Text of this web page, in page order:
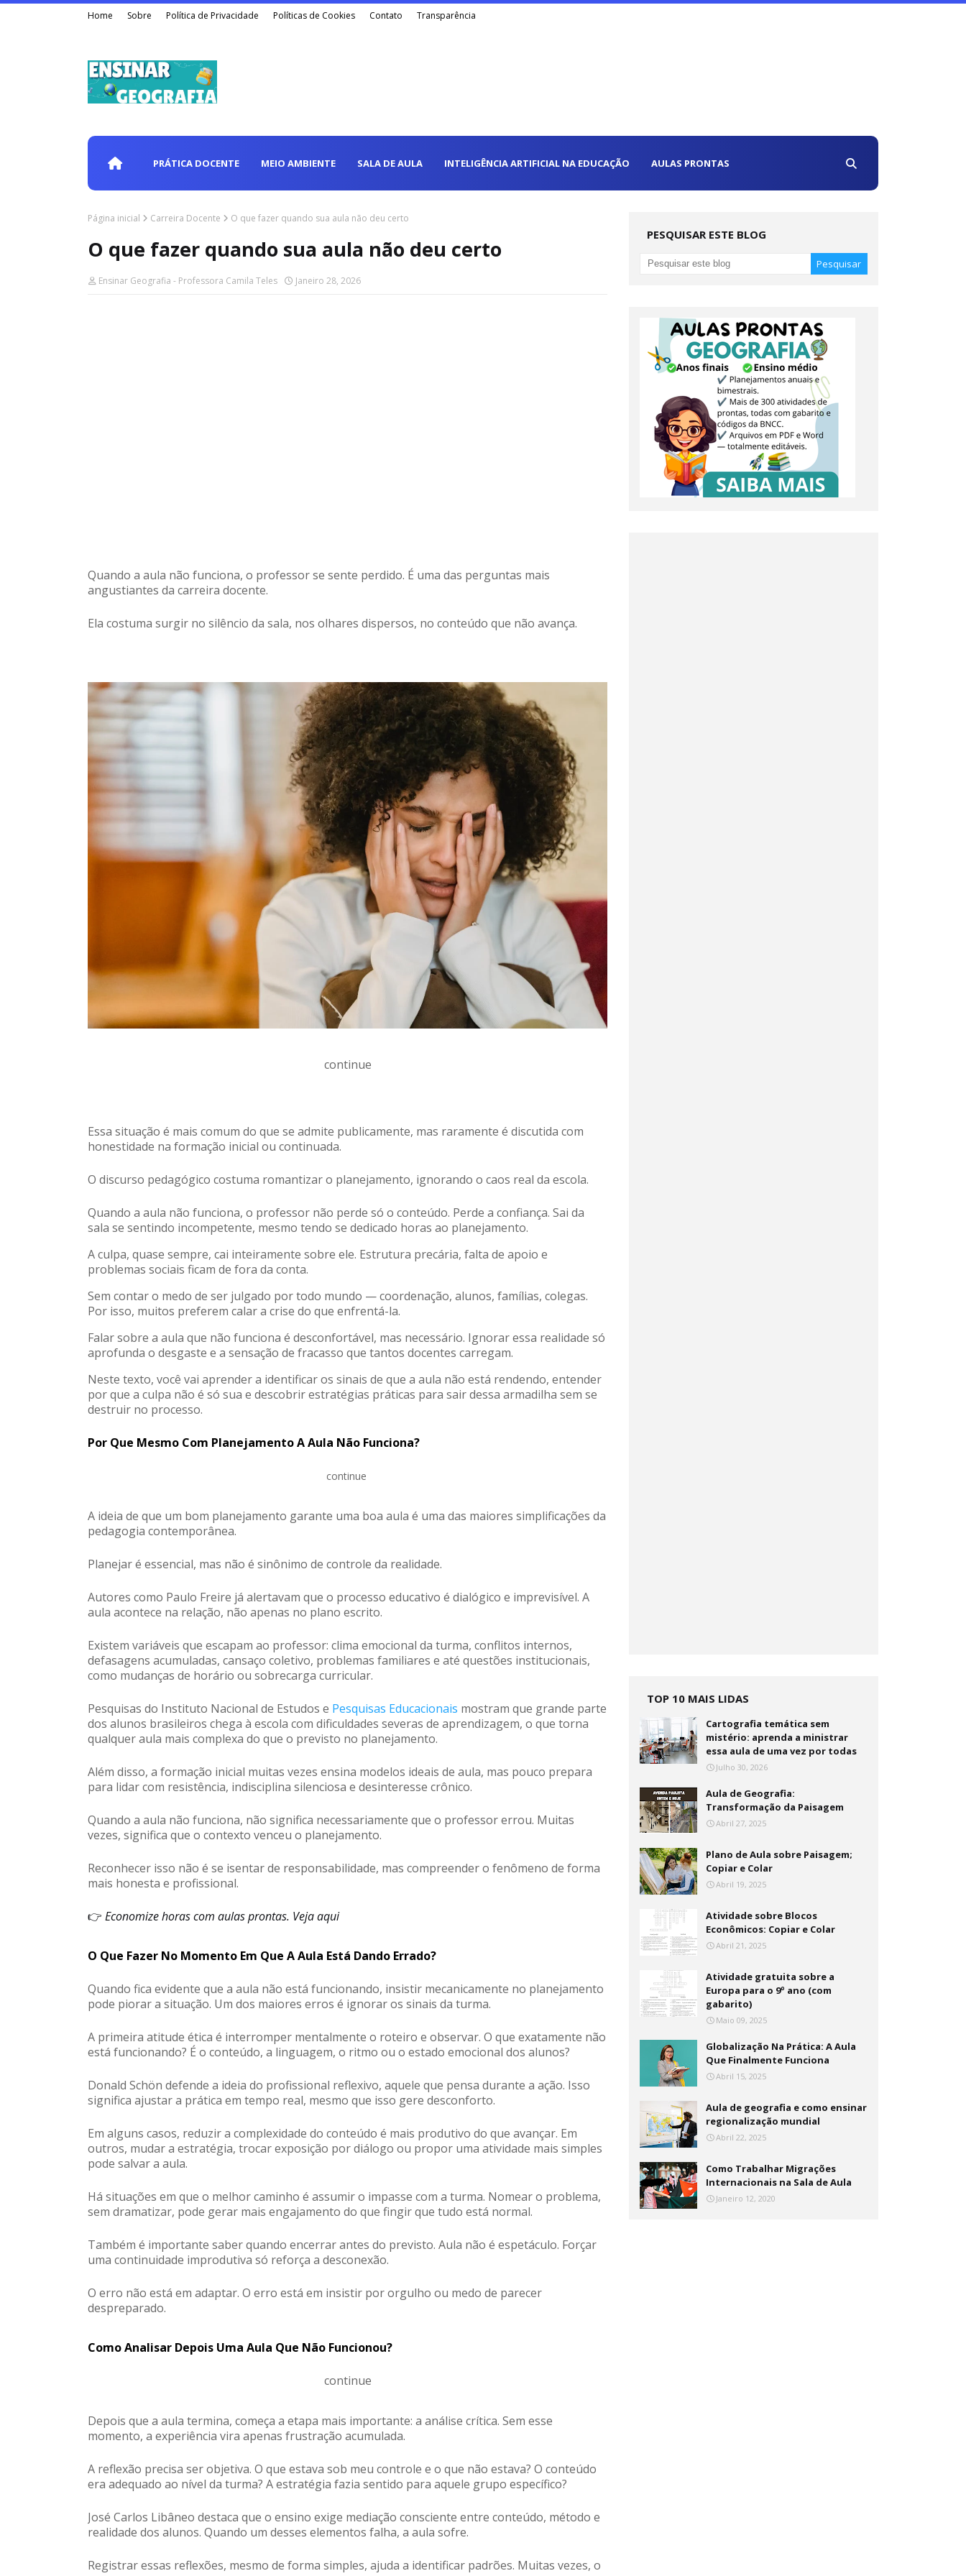
Home Sobre Política de Privacidade Políticas de Cookies Contato Transparência
PRÁTICA DOCENTE MEIO AMBIENTE SALA DE AULA INTELIGÊNCIA ARTIFICIAL NA EDUCAÇÃO AULAS PRONTAS
Página inicial Carreira Docente O que fazer quando sua aula não deu certo
O que fazer quando sua aula não deu certo
Ensinar Geografia - Professora Camila Teles Janeiro 28, 2026
Quando a aula não funciona, o professor se sente perdido. É uma das perguntas mais
angustiantes da carreira docente.
Ela costuma surgir no silêncio da sala, nos olhares dispersos, no conteúdo que não avança.
continue
Essa situação é mais comum do que se admite publicamente, mas raramente é discutida com
honestidade na formação inicial ou continuada.
O discurso pedagógico costuma romantizar o planejamento, ignorando o caos real da escola.
Quando a aula não funciona, o professor não perde só o conteúdo. Perde a confiança. Sai da
sala se sentindo incompetente, mesmo tendo se dedicado horas ao planejamento.
A culpa, quase sempre, cai inteiramente sobre ele. Estrutura precária, falta de apoio e
problemas sociais ficam de fora da conta.
Sem contar o medo de ser julgado por todo mundo — coordenação, alunos, famílias, colegas.
Por isso, muitos preferem calar a crise do que enfrentá-la.
Falar sobre a aula que não funciona é desconfortável, mas necessário. Ignorar essa realidade só
aprofunda o desgaste e a sensação de fracasso que tantos docentes carregam.
Neste texto, você vai aprender a identificar os sinais de que a aula não está rendendo, entender
por que a culpa não é só sua e descobrir estratégias práticas para sair dessa armadilha sem se
destruir no processo.
Por Que Mesmo Com Planejamento A Aula Não Funciona?
continue
A ideia de que um bom planejamento garante uma boa aula é uma das maiores simplificações da
pedagogia contemporânea.
Planejar é essencial, mas não é sinônimo de controle da realidade.
Autores como Paulo Freire já alertavam que o processo educativo é dialógico e imprevisível. A
aula acontece na relação, não apenas no plano escrito.
Existem variáveis que escapam ao professor: clima emocional da turma, conflitos internos,
defasagens acumuladas, cansaço coletivo, problemas familiares e até questões institucionais,
como mudanças de horário ou sobrecarga curricular.
Pesquisas do Instituto Nacional de Estudos e Pesquisas Educacionais mostram que grande parte
dos alunos brasileiros chega à escola com dificuldades severas de aprendizagem, o que torna
qualquer aula mais complexa do que o previsto no planejamento.
Além disso, a formação inicial muitas vezes ensina modelos ideais de aula, mas pouco prepara
para lidar com resistência, indisciplina silenciosa e desinteresse crônico.
Quando a aula não funciona, não significa necessariamente que o professor errou. Muitas
vezes, significa que o contexto venceu o planejamento.
Reconhecer isso não é se isentar de responsabilidade, mas compreender o fenômeno de forma
mais honesta e profissional.
👉 Economize horas com aulas prontas. Veja aqui
O Que Fazer No Momento Em Que A Aula Está Dando Errado?
Quando fica evidente que a aula não está funcionando, insistir mecanicamente no planejamento
pode piorar a situação. Um dos maiores erros é ignorar os sinais da turma.
A primeira atitude ética é interromper mentalmente o roteiro e observar. O que exatamente não
está funcionando? É o conteúdo, a linguagem, o ritmo ou o estado emocional dos alunos?
Donald Schön defende a ideia do profissional reflexivo, aquele que pensa durante a ação. Isso
significa ajustar a prática em tempo real, mesmo que isso gere desconforto.
Em alguns casos, reduzir a complexidade do conteúdo é mais produtivo do que avançar. Em
outros, mudar a estratégia, trocar exposição por diálogo ou propor uma atividade mais simples
pode salvar a aula.
Há situações em que o melhor caminho é assumir o impasse com a turma. Nomear o problema,
sem dramatizar, pode gerar mais engajamento do que fingir que tudo está normal.
Também é importante saber quando encerrar antes do previsto. Aula não é espetáculo. Forçar
uma continuidade improdutiva só reforça a desconexão.
O erro não está em adaptar. O erro está em insistir por orgulho ou medo de parecer
despreparado.
Como Analisar Depois Uma Aula Que Não Funcionou?
continue
Depois que a aula termina, começa a etapa mais importante: a análise crítica. Sem esse
momento, a experiência vira apenas frustração acumulada.
A reflexão precisa ser objetiva. O que estava sob meu controle e o que não estava? O conteúdo
era adequado ao nível da turma? A estratégia fazia sentido para aquele grupo específico?
José Carlos Libâneo destaca que o ensino exige mediação consciente entre conteúdo, método e
realidade dos alunos. Quando um desses elementos falha, a aula sofre.
Registrar essas reflexões, mesmo de forma simples, ajuda a identificar padrões. Muitas vezes, o
PESQUISAR ESTE BLOG
TOP 10 MAIS LIDAS
Cartografia temática sem
mistério: aprenda a ministrar
essa aula de uma vez por todas
Julho 30, 2026
Aula de Geografia:
Transformação da Paisagem
Abril 27, 2025
Plano de Aula sobre Paisagem;
Copiar e Colar
Abril 19, 2025
Atividade sobre Blocos
Econômicos: Copiar e Colar
Abril 21, 2025
Atividade gratuita sobre a
Europa para o 9º ano (com
gabarito)
Maio 09, 2025
Globalização Na Prática: A Aula
Que Finalmente Funciona
Abril 15, 2025
Aula de geografia e como ensinar
regionalização mundial
Abril 22, 2025
Como Trabalhar Migrações
Internacionais na Sala de Aula
Janeiro 12, 2020